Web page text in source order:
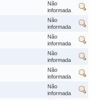
Não
informada
Não
informada
Não
informada
Não
informada
Não
informada
Não
informada